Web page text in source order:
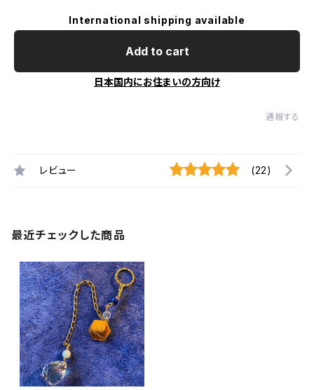
International shipping available
Add to cart
日本国内にお住まいの方向け
通報する
レビュー (22)
最近チェックした商品